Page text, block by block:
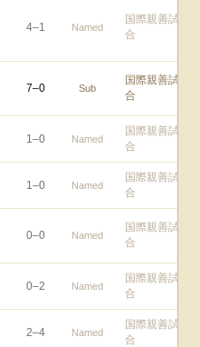
4–1 Named
国際親善試
合
7–0 Sub
国際親善試
合
1–0 Named
国際親善試
合
1–0 Named
国際親善試
合
0–0 Named
国際親善試
合
0–2 Named
国際親善試
合
2–4 Named
国際親善試
合